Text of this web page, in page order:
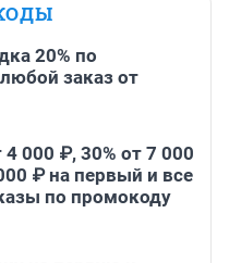
20% по
заказ от
000 ₽, 30% от 7 000
₽ на первый и все
по промокоду